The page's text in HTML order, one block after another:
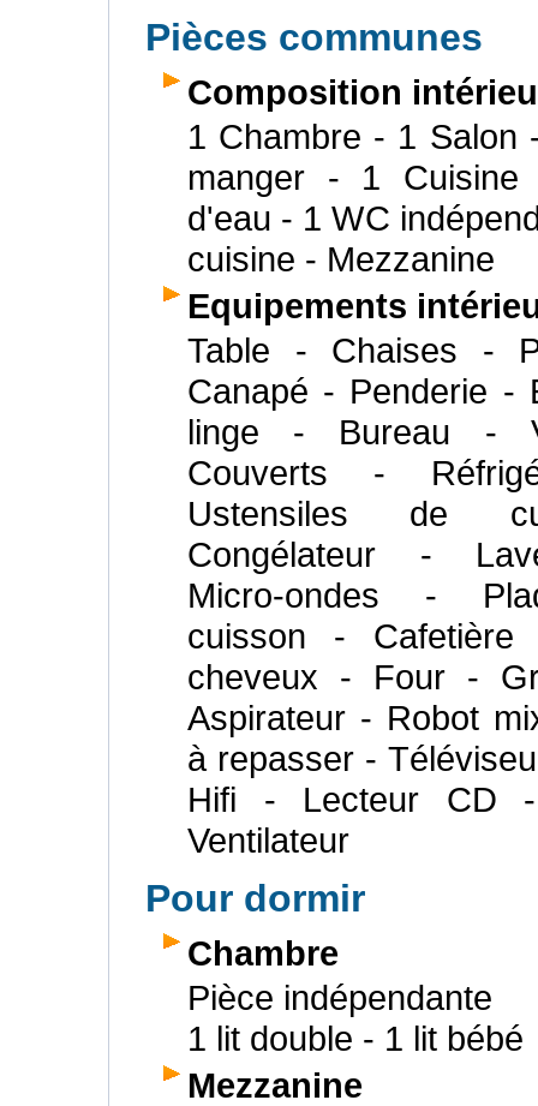
Pièces communes
Composition
1 Chambre - 1 Salon
manger - 1
d'eau - 1 WC
cuisine - Mezzanine
Equipements
Table - Chaises -
Canapé - Penderie -
linge - Bureau -
Couverts -
Ustensiles de
Congélateur -
Micro-ondes -
cuisson - Cafetière
cheveux - Four -
Aspirateur - Robot
à repasser -
Hifi - Lecteur CD
Ventilateur
Pour dormir
Chambre
Pièce indépendante
1 lit double - 1 lit bébé
Mezzanine